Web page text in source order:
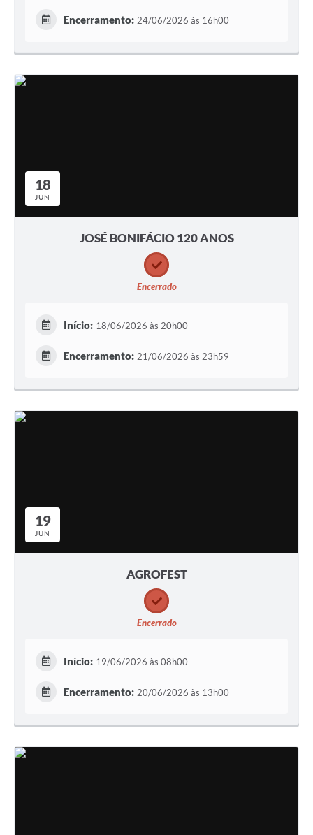
Encerramento: 24/06/2026 às 16h00
18
JUN
JOSÉ BONIFÁCIO 120 ANOS
Encerrado
Início: 18/06/2026 às 20h00
Encerramento: 21/06/2026 às 23h59
19
JUN
AGROFEST
Encerrado
Início: 19/06/2026 às 08h00
Encerramento: 20/06/2026 às 13h00